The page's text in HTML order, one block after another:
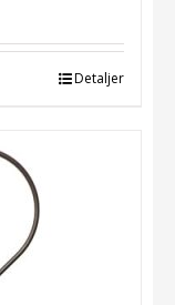
Detaljer